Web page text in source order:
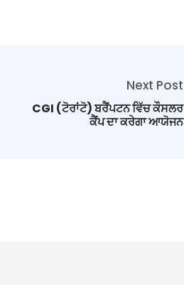
Next Post
CGI (ਟੋਰਾਂਟੋ) ਬਰੈਂਪਟਨ ਵਿੱਚ ਕੌਸਲਰ
ਕੈਂਪ ਦਾ ਕਰੇਗਾ ਆਯੋਜਨ